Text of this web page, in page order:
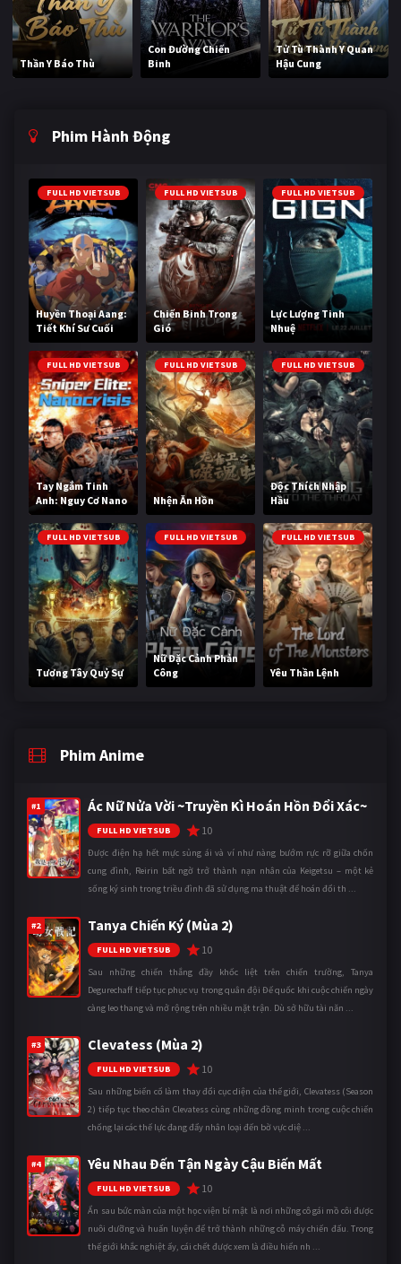
Thần Y Báo Thù
Con Đường Chiến
Binh
Tử Tù Thành Y Quan
Hậu Cung
Phim Hành Động
FULL HD VIETSUB
Huyền Thoại Aang:
Tiết Khí Sư Cuối
Cùng
FULL HD VIETSUB
Chiến Binh Trong
Gió
FULL HD VIETSUB
Lực Lượng Tinh
Nhuệ
FULL HD VIETSUB
Tay Ngắm Tinh
Anh: Nguy Cơ Nano
FULL HD VIETSUB
Nhện Ăn Hồn
FULL HD VIETSUB
Độc Thích Nhập
Hầu
FULL HD VIETSUB
Tương Tây Quỷ Sự
FULL HD VIETSUB
Nữ Đặc Cảnh Phản
Công
FULL HD VIETSUB
Yêu Thần Lệnh
Phim Anime
#1 Ác Nữ Nửa Vời ~Truyền Kì Hoán Hồn Đổi Xác~
FULL HD VIETSUB 10
Được điện hạ hết mực sủng ái và ví như nàng bướm rực rỡ giữa chốn
cung đình, Reirin bất ngờ trở thành nạn nhân của Keigetsu – một kẻ
sống ký sinh trong triều đình đã sử dụng ma thuật để hoán đổi th ...
#2 Tanya Chiến Ký (Mùa 2)
FULL HD VIETSUB 10
Sau những chiến thắng đầy khốc liệt trên chiến trường, Tanya
Degurechaff tiếp tục phục vụ trong quân đội Đế quốc khi cuộc chiến ngày
càng leo thang và mở rộng trên nhiều mặt trận. Dù sở hữu tài năn ...
#3 Clevatess (Mùa 2)
FULL HD VIETSUB 10
Sau những biến cố làm thay đổi cục diện của thế giới, Clevatess (Season
2) tiếp tục theo chân Clevatess cùng những đồng minh trong cuộc chiến
chống lại các thế lực đang đẩy nhân loại đến bờ vực diệ ...
#4 Yêu Nhau Đến Tận Ngày Cậu Biến Mất
FULL HD VIETSUB 10
Ẩn sau bức màn của một học viện bí mật là nơi những cô gái mồ côi được
nuôi dưỡng và huấn luyện để trở thành những cỗ máy chiến đấu. Trong
thế giới khắc nghiệt ấy, cái chết được xem là điều hiển nh ...